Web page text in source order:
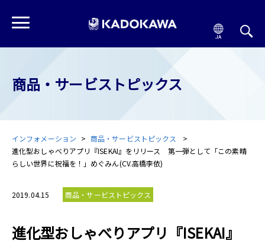
商品・サービストピックス
インフォメーション
商品・サービストピックス
進化型おしゃべりアプリ『ISEKAI』をリリース 第一弾として「この素晴
らしい世界に祝福を！」めぐみん(CV.高橋李依)
2019.04.15 商品・サービストピックス
進化型おしゃべりアプリ『ISEKAI』